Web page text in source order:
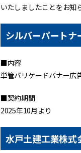
いたしましたことをお知
シルバーパートナ
■内容
単管バリケードバナー広
■契約期間
2025年10月より
水戸土建工業株式